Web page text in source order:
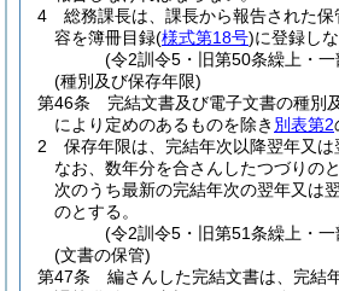
4
総務課長は、課長から報告された
容を簿冊目録(様式第18号)に登録し
(令2訓令5・旧第50条繰上・一
(種別及び保存年限)
第46条
完結文書及び電子文書の種別
により定めのあるものを除き 別表第2
2
保存年限は、完結年次以降翌年又は
なお、数年分を合さんしたつづりの
次のうち最新の完結年次の翌年又は
のとする。
(令2訓令5・旧第51条繰上・一
(文書の保管)
第47条
編さんした完結文書は、完結